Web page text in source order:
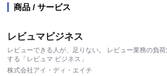
商品 / サービス
レビュマビジネス
レビューできる人が、足りない。 レビュー業務の負
する「レビュマ ビジネス」
株式会社アイ・ディ・エイチ